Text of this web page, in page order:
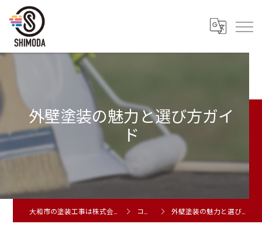
外壁塗装の魅力と選び方ガイ
ド
コラム 外壁塗装の魅力と選び方ガイド